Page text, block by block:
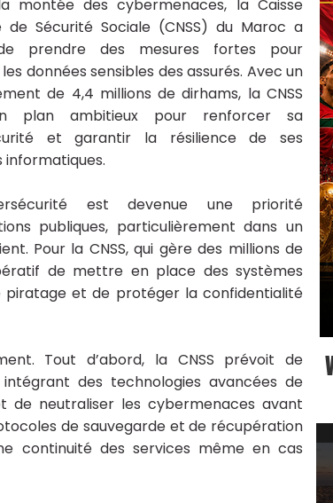
montée des cybermenaces, la Caisse
de Sécurité Sociale (CNSS) du Maroc a
prendre des mesures fortes pour
données sensibles des assurés. Avec un
de 4,4 millions de dirhams, la CNSS
plan ambitieux pour renforcer sa
et garantir la résilience de ses
informatiques.
est devenue une priorité
publiques, particulièrement dans un
Pour la CNSS, qui gère des millions de
de mettre en place des systèmes
et de protéger la confidentialité
Tout d’abord, la CNSS prévoit de
des technologies avancées de
neutraliser les cybermenaces avant
de sauvegarde et de récupération
continuité des services même en cas